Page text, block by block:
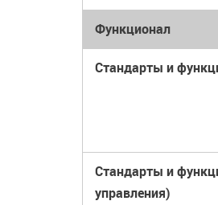
Функционал
Стандарты и
Стандарты и
управления)